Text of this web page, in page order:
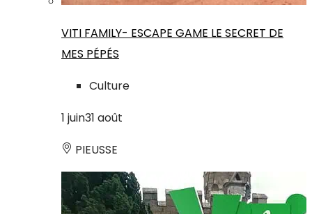
VITI FAMILY- ESCAPE GAME LE SECRET DE
MES PÉPÉS
Culture
1 juin31 août
PIEUSSE